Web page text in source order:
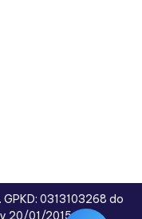
0313103268 do
20/01/2015 .